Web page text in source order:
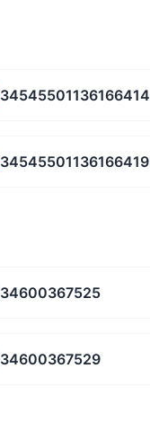
34545501136166414
34545501136166419
34600367525
34600367529